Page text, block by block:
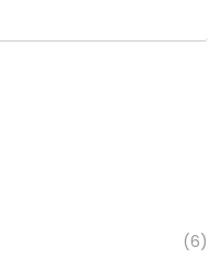
(6)